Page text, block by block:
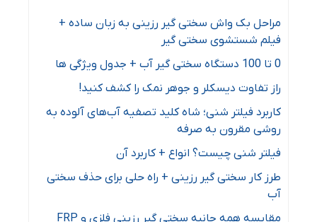
مراحل بک واش سختی گیر رزینی به زبان ساده +
فیلم شستشوی سختی گیر
0 تا 100 دستگاه سختی گیر آب + جدول ویژگی ها
راز تفاوت دیسکلر و جوهر نمک را کشف کنید!
کاربرد فیلتر شنی؛ شاه کلید تصفیه آب‌های آلوده به
روشی مقرون ‌به‌ صرفه
فیلتر شنی چیست؟ انواع + کاربرد آن
طرز کار سختی گیر رزینی + راه‌ حلی برای حذف سختی
آب
مقایسه همه جانبه سختی گیر رزینی فلزی و FRP